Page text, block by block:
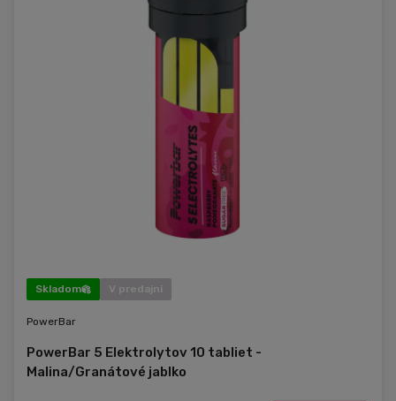
Skladom V predajni
PowerBar
PowerBar 5 Elektrolytov 10 tabliet -
Malina/Granátové jablko